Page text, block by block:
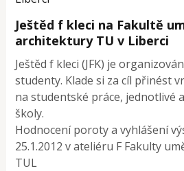
Ještěd f kleci na Fakultě
architektury TU v Liberci
Ještěd f kleci (JFK) je
studenty. Klade si za cíl přinést
na studentské práce, jednotlivé
školy.
Hodnocení poroty a vyhlášení
25.1.2012 v ateliéru F Fakulty
TUL